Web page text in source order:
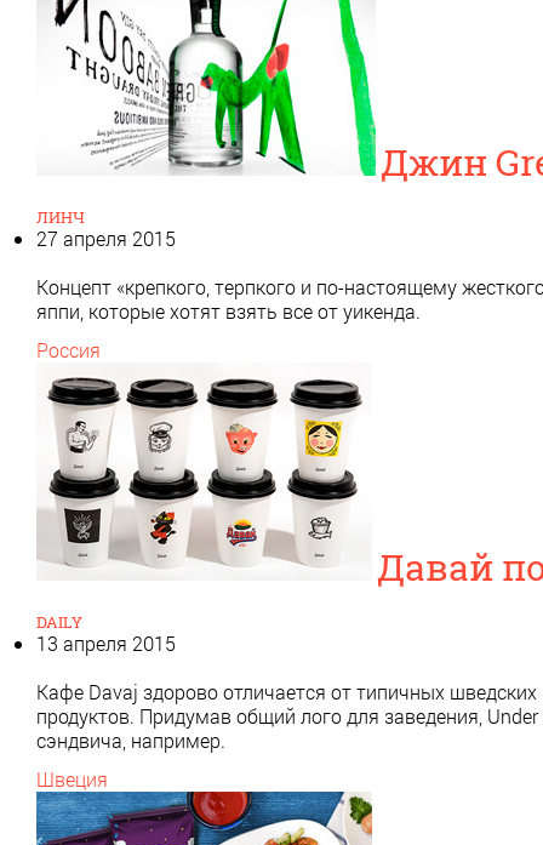
Джин
ЛИНЧ
27 апреля 2015
Концепт «крепкого, терпкого и по-настоящему
яппи, которые хотят взять все от уикенда.
Россия
Давай
DAILY
13 апреля 2015
Кафе Davaj здорово отличается от типичных
продуктов. Придумав общий лого для заведения,
сэндвича, например.
Швеция